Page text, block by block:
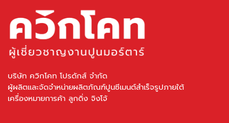
บริษัท ควิกโคท โปรดักส์ จำกัด
ผู้ผลิตและจัดจำหน่ายผลิตภัณฑ์ปูนซีเมนต์สำเร็จรูปภายใต้
เครื่องหมายการค้า ลูกดิ่ง จิงโจ้